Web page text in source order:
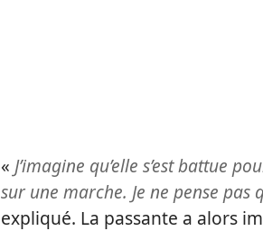
« J’imagine qu’elle s’est battue
sur une marche. Je ne pense
expliqué. La passante a alors